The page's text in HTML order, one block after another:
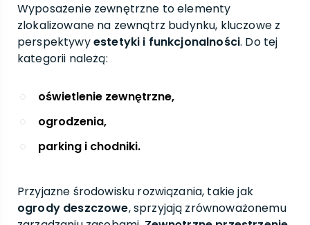
Wyposażenie zewnętrzne to elementy
zlokalizowane na zewnątrz budynku, kluczowe z
perspektywyestetyki i funkcjonalności. Do tej
kategorii należą:
oświetlenie zewnętrzne,
ogrodzenia,
parking i chodniki.
Przyjazne środowisku rozwiązania, takie jak
ogrody deszczowe, sprzyjają zrównoważonemu